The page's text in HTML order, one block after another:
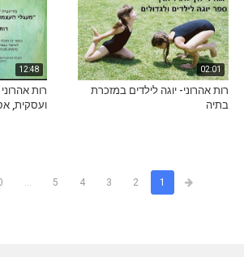
02:01
רות אהרוני- יוגה לילדים במזכרת
בתיה
12:48
רות
ועסקית,
1
2
3
4
5
...